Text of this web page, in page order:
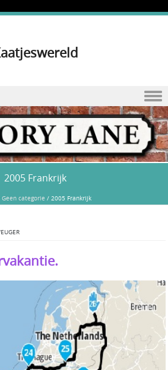
2005 Frankrijk
Geen categorie /2005 Frankrijk